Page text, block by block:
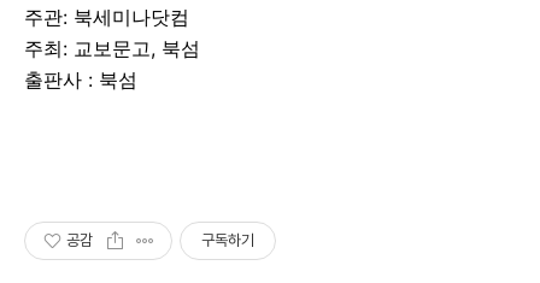
주관: 북세미나닷컴
주최: 교보문고, 북섬
출판사 : 북섬
공감 구독하기